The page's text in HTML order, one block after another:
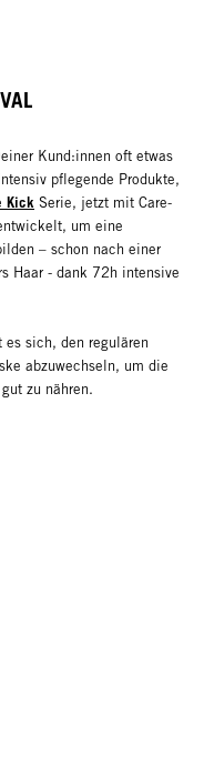
Kund:innen oft etwas
pflegende Produkte,
Kick Serie, jetzt mit Care-
um eine
– schon nach einer
Haar - dank 72h intensive
sich, den regulären
abzuwechseln, um die
zu nähren.